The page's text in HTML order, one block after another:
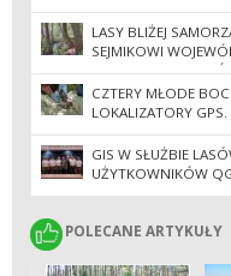
LASY BLIŻEJ
SEJMIKOWI
GOSPODARCE
CZTERY MŁODE
LOKALIZATORY
DO AFRYKI
GIS W SŁUŻBIE
UŻYTKOWNIKÓW
POLECANE ARTYKUŁY
POLECANE ARTYKUŁY